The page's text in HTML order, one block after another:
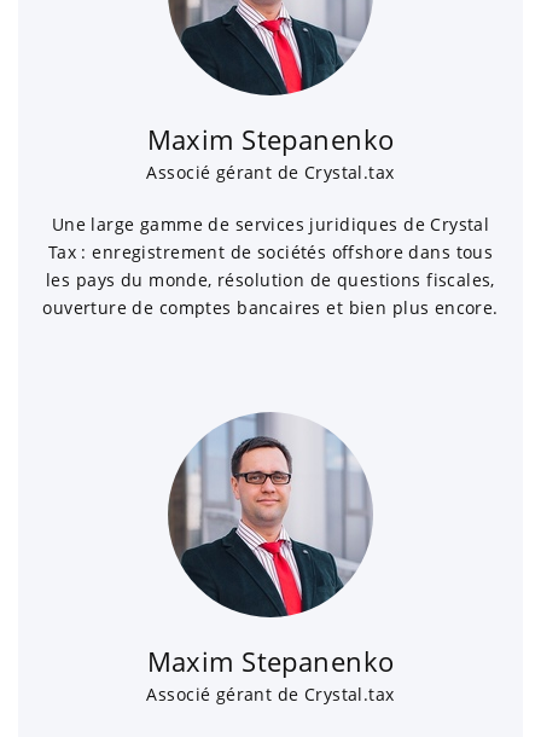
Maxim Stepanenko
Associé gérant de Crystal.tax
Une large gamme de services juridiques de Crystal
Tax : enregistrement de sociétés offshore dans tous
les pays du monde, résolution de questions fiscales,
ouverture de comptes bancaires et bien plus encore.
Maxim Stepanenko
Associé gérant de Crystal.tax